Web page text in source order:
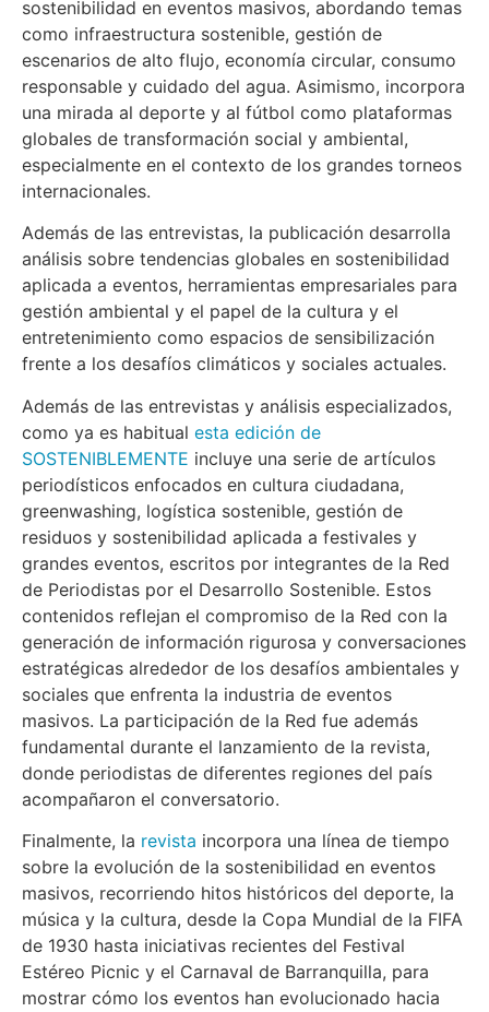
sostenibilidad en eventos masivos, abordando temas
como infraestructura sostenible, gestión de
escenarios de alto flujo, economía circular, consumo
responsable y cuidado del agua. Asimismo, incorpora
una mirada al deporte y al fútbol como plataformas
globales de transformación social y ambiental,
especialmente en el contexto de los grandes torneos
internacionales.
Además de las entrevistas, la publicación desarrolla
análisis sobre tendencias globales en sostenibilidad
aplicada a eventos, herramientas empresariales para
gestión ambiental y el papel de la cultura y el
entretenimiento como espacios de sensibilización
frente a los desafíos climáticos y sociales actuales.
Además de las entrevistas y análisis especializados,
como ya es habitual esta edición de
SOSTENIBLEMENTE incluye una serie de artículos
periodísticos enfocados en cultura ciudadana,
greenwashing, logística sostenible, gestión de
residuos y sostenibilidad aplicada a festivales y
grandes eventos, escritos por integrantes de la Red
de Periodistas por el Desarrollo Sostenible. Estos
contenidos reflejan el compromiso de la Red con la
generación de información rigurosa y conversaciones
estratégicas alrededor de los desafíos ambientales y
sociales que enfrenta la industria de eventos
masivos. La participación de la Red fue además
fundamental durante el lanzamiento de la revista,
donde periodistas de diferentes regiones del país
acompañaron el conversatorio.
Finalmente, la revista incorpora una línea de tiempo
sobre la evolución de la sostenibilidad en eventos
masivos, recorriendo hitos históricos del deporte, la
música y la cultura, desde la Copa Mundial de la FIFA
de 1930 hasta iniciativas recientes del Festival
Estéreo Picnic y el Carnaval de Barranquilla, para
mostrar cómo los eventos han evolucionado hacia